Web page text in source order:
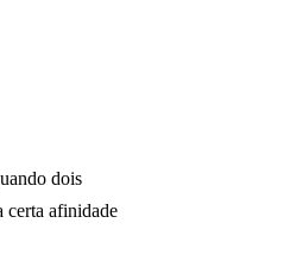
dois
certa afinidade